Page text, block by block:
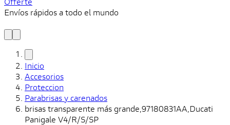
Envíos rápidos a todo el mundo
Inicio
Accesorios
Proteccion
Parabrisas y carenados
brisas transparente más grande,97180831AA,Ducati
Panigale V4/R/S/SP